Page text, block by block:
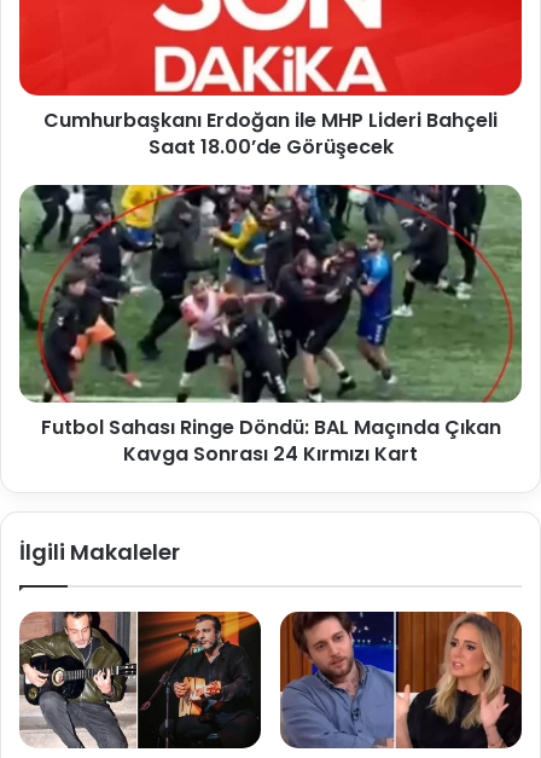
Cumhurbaşkanı Erdoğan ile MHP Lideri Bahçeli
Saat 18.00’de Görüşecek
Futbol Sahası Ringe Döndü: BAL Maçında Çıkan
Kavga Sonrası 24 Kırmızı Kart
İlgili Makaleler